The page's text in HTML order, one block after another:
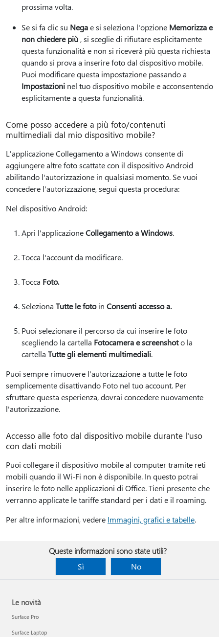
prossima volta.
Se si fa clic su Negae si seleziona l'opzione Memorizza e
non chiedere più , si sceglie di rifiutare esplicitamente
questa funzionalità e non si riceverà più questa richiesta
quando si prova a inserire foto dal dispositivo mobile.
Puoi modificare questa impostazione passando a
Impostazioni nel tuo dispositivo mobile e acconsentendo
esplicitamente a questa funzionalità.
Come posso accedere a più foto/contenuti
multimediali dal mio dispositivo mobile?
L'applicazione Collegamento a Windows consente di
aggiungere altre foto scattate con il dispositivo Android
abilitando l'autorizzazione in qualsiasi momento. Se vuoi
concedere l'autorizzazione, segui questa procedura:
Nel dispositivo Android:
Apri l'applicazioneCollegamento a Windows.
Tocca l'account da modificare.
Tocca Foto.
Seleziona Tutte le fotoin Consenti accesso a.
Puoi selezionare il percorso da cui inserire le foto
scegliendo la cartella Fotocamera e screenshoto la
cartella Tutte gli elementi multimediali.
Puoi sempre rimuovere l'autorizzazione a tutte le foto
semplicemente disattivando Foto nel tuo account. Per
sfruttare questa esperienza, dovrai concedere nuovamente
l'autorizzazione.
Accesso alle foto dal dispositivo mobile durante l'uso
con dati mobili
Puoi collegare il dispositivo mobile al computer tramite reti
mobili quando il Wi-Fi non è disponibile. In questo potrai
inserire le foto nelle applicazioni di Office. Tieni presente che
verranno applicate le tariffe standard per i dati e il roaming.
Per altre informazioni, vedere Immagini, grafici e tabelle.
Queste informazioni sono state utili?
Sì
No
Le novità
Surface Pro
Surface Laptop